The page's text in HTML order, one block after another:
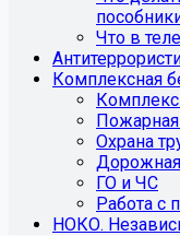
Что в
Комплексная
Пожарная
Охрана
Дорожная
ГО и ЧС
Работа с
НОКО.